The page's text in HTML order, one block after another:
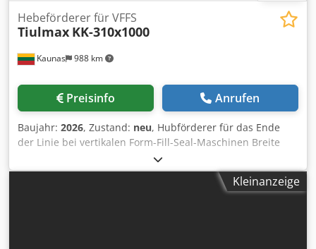
Kaunas 988 km
Hebeförderer für VFFS
Tiulmax KK-310x1000
Preisinfo Anrufen
Baujahr: 2026, Zustand: neu, Hubförderer für das Ende
der Linie bei vertikalen Form-Fill-Seal-Maschinen Breite
des Förderbandes - 310mm Aufnahmehöhe - 240mm
Abhebehöhe - 1000mm Chedek N A Suopfx Ah Soa
Geschwindigkeit - 9,5m/min Mit Lenkrädern
Kleinanzeige